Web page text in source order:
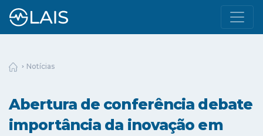
Notícias
Abertura de conferência debate
importância da inovação em